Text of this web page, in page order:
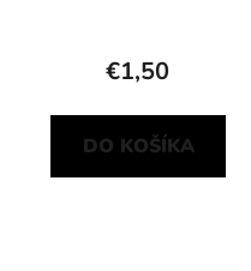
€1,50
DO KOŠÍKA